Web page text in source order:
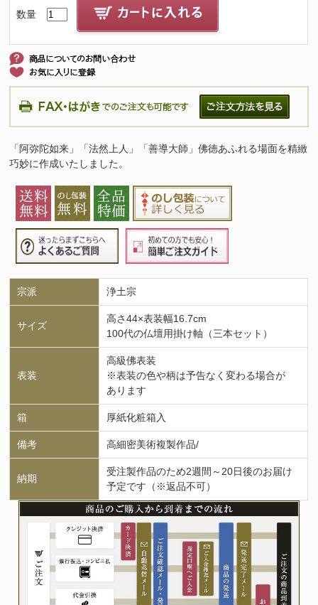
数量
「阿弥陀如来」「法然上人」「善導大師」佛徳あふれる場面を精緻
巧妙に作成いたしました。
宗派 浄土宗
サイズ
高さ44×表装幅16.7cm
100代の仏壇用掛け軸（三本セット）
表装
高級佛表装
※表装の色や柄は予告なく変わる場合が
あります
箱 厚紙化粧箱入
備考 高細密美術複製作品/
納期
受注製作品のため2週間～20日後のお届け
予定です（※返品不可）